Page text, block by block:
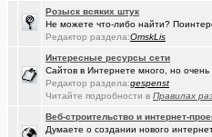
чо наезд от "Городского центра
мнение оппозиции(DEMON)
Как вставать в 5 утра без вреда
Обсуждения фотографий
Розыск всяких штук
Не можете что-либо найти?
Редактор раздела:OmskLis
Интересные ресурсы сети
Сайтов в Интернете много, но
Редактор раздела:gespenst
Читайте подробности в Правилах
Веб-строительство и интернет-
Думаете о создании нового